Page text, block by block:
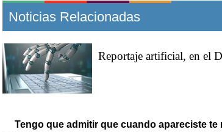
Noticias Relacionadas
Reportaje artificial, en el
Tengo que admitir que cuando apareciste te